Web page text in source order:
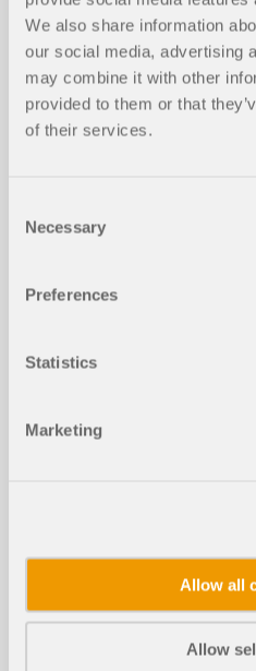
We also share information
our social media, advertising
may combine it with other
provided to them or that
of their services.
Selection
Necessary
Preferences
Statistics
Marketing
Allow all
Allow
诚邀您参加“钢筋混凝土结
持续:00:00:55 min
知识库文章